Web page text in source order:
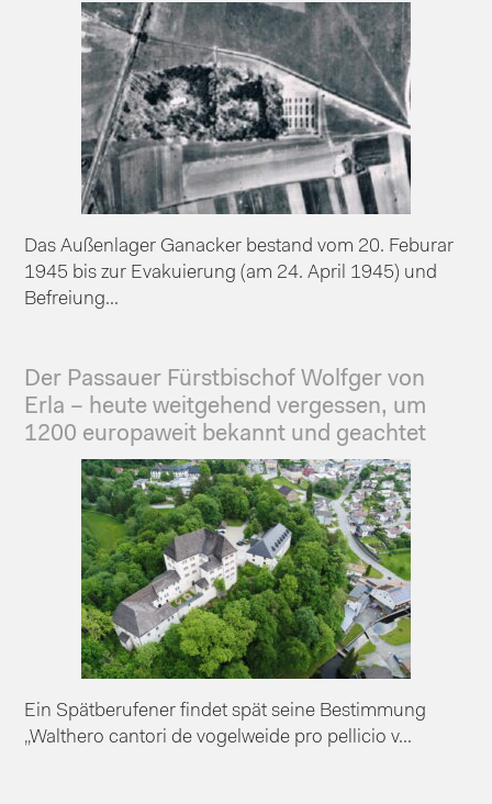
Das Außenlager Ganacker bestand vom 20. Feburar
1945 bis zur Evakuierung (am 24. April 1945) und
Befreiung...
Der Passauer Fürstbischof Wolfger von
Erla – heute weitgehend vergessen, um
1200 europaweit bekannt und geachtet
Ein Spätberufener findet spät seine Bestimmung
„Walthero cantori de vogelweide pro pellicio v...